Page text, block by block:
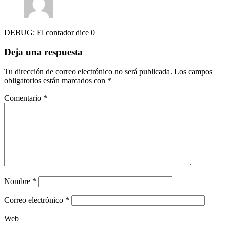
DEBUG: El contador dice 0
Deja una respuesta
Tu dirección de correo electrónico no será publicada. Los campos
obligatorios están marcados con *
Comentario *
Nombre *
Correo electrónico *
Web